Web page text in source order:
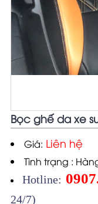
Bọc ghế da xe
Giá: Liên hệ
Tình trạng :
Hotline:
24/7)